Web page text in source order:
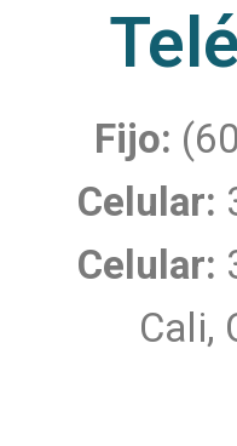
Fijo:
Celular:
Celular:
Cali,